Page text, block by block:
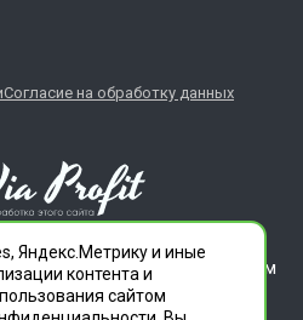
Согласие на обработку данных
товарным
права защищены.
620012 СВЕРДЛОВСКАЯ
Яндекс.Метрику и иные
контента и
сайтом